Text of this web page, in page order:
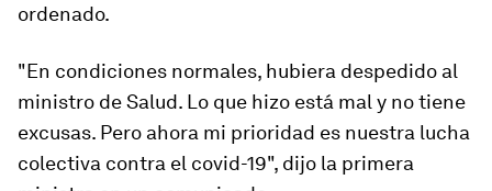
ordenado.
"En condiciones normales, hubiera despedido al
ministro de Salud. Lo que hizo está mal y no tiene
excusas. Pero ahora mi prioridad es nuestra lucha
colectiva contra el covid-19", dijo la primera